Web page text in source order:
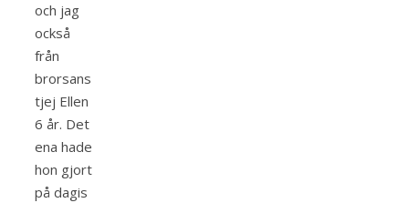
och jag
också
från
brorsans
tjej Ellen
6 år. Det
ena hade
hon gjort
på dagis